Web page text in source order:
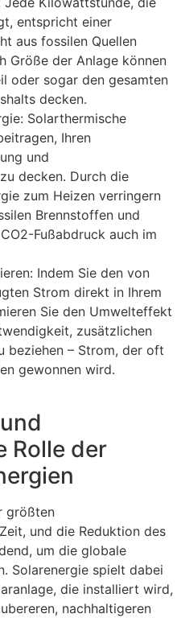
entspricht einer
aus fossilen Quellen
Größe der Anlage können
oder sogar den gesamten
decken.
Solarthermische
Ihren
und
decken. Durch die
zum Heizen verringern
Brennstoffen und
Fußabdruck auch im
Indem Sie den von
Strom direkt in Ihrem
Sie den Umwelteffekt
zusätzlichen
beziehen – Strom, der oft
gewonnen wird.
Rolle der
größten
und die Reduktion des
um die globale
Solarenergie spielt dabei
die installiert wird,
nachhaltigeren